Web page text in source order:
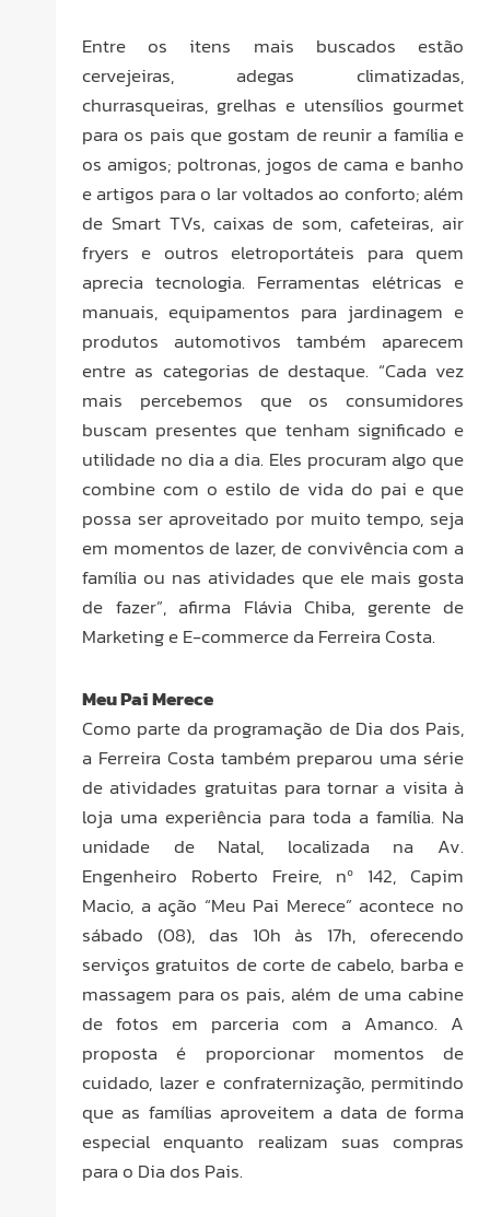
Entre os itens mais buscados estão
cervejeiras, adegas climatizadas,
churrasqueiras, grelhas e utensílios gourmet
para os pais que gostam de reunir a família e
os amigos; poltronas, jogos de cama e banho
e artigos para o lar voltados ao conforto; além
de Smart TVs, caixas de som, cafeteiras, air
fryers e outros eletroportáteis para quem
aprecia tecnologia. Ferramentas elétricas e
manuais, equipamentos para jardinagem e
produtos automotivos também aparecem
entre as categorias de destaque. “Cada vez
mais percebemos que os consumidores
buscam presentes que tenham significado e
utilidade no dia a dia. Eles procuram algo que
combine com o estilo de vida do pai e que
possa ser aproveitado por muito tempo, seja
em momentos de lazer, de convivência com a
família ou nas atividades que ele mais gosta
de fazer”, afirma Flávia Chiba, gerente de
Marketing e E-commerce da Ferreira Costa.
Meu Pai Merece
Como parte da programação de Dia dos Pais,
a Ferreira Costa também preparou uma série
de atividades gratuitas para tornar a visita à
loja uma experiência para toda a família. Na
unidade de Natal, localizada na Av.
Engenheiro Roberto Freire, nº 142, Capim
Macio, a ação “Meu Pai Merece” acontece no
sábado (08), das 10h às 17h, oferecendo
serviços gratuitos de corte de cabelo, barba e
massagem para os pais, além de uma cabine
de fotos em parceria com a Amanco. A
proposta é proporcionar momentos de
cuidado, lazer e confraternização, permitindo
que as famílias aproveitem a data de forma
especial enquanto realizam suas compras
para o Dia dos Pais.